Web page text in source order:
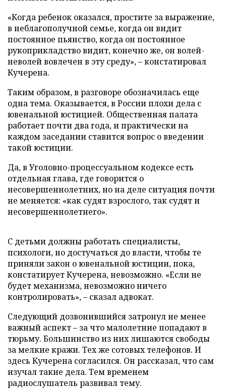
«Когда ребенок оказался, простите за выражение,
в неблагополучной семье, когда он видит
постоянное пьянство, когда он постоянное
рукоприкладство видит, конечно же, он волей-
неволей вовлечен в эту среду», – констатировал
Кучерена.
Таким образом, в разговоре обозначилась еще
одна тема. Оказывается, в России плохи дела с
ювенальной юстицией. Общественная палата
работает почти два года, и практически на
каждом заседании ставится вопрос о введении
такой юстиции.
Да, в Уголовно-процессуальном кодексе есть
отдельная глава, где говорится о
несовершеннолетних, но на деле ситуация почти
не меняется: «как судят взрослого, так судят и
несовершеннолетнего».
С детьми должны работать специалисты,
психологи, но достучаться до власти, чтобы те
приняли закон о ювенальной юстиции, пока,
констатирует Кучерена, невозможно. «Если не
будет механизма, невозможно ничего
контролировать», – сказал адвокат.
Следующий дозвонившийся затронул не менее
важный аспект – за что малолетние попадают в
тюрьму. Большинство из них лишаются свободы
за мелкие кражи. Тех же сотовых телефонов. И
здесь Кучерена согласился. Он рассказал, что сам
изучал такие дела. Тем временем
радиослушатель развивал тему.